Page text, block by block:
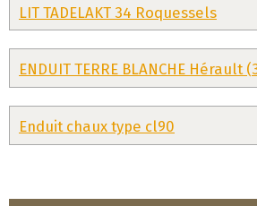
LIT TADELAKT 34 Roquessels
ENDUIT TERRE BLANCHE Hérault
Enduit chaux type cl90